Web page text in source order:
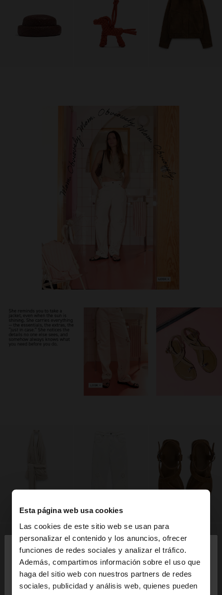
Esta página web usa cookies
Las cookies de este sitio web se usan para
personalizar el contenido y los anuncios, ofrecer
funciones de redes sociales y analizar el tráfico.
Además, compartimos información sobre el uso que
haga del sitio web con nuestros partners de redes
sociales, publicidad y análisis web, quienes pueden
hola
Estás accediendo a la web de Honduras. ¿Quieres
ir a la web de United States?